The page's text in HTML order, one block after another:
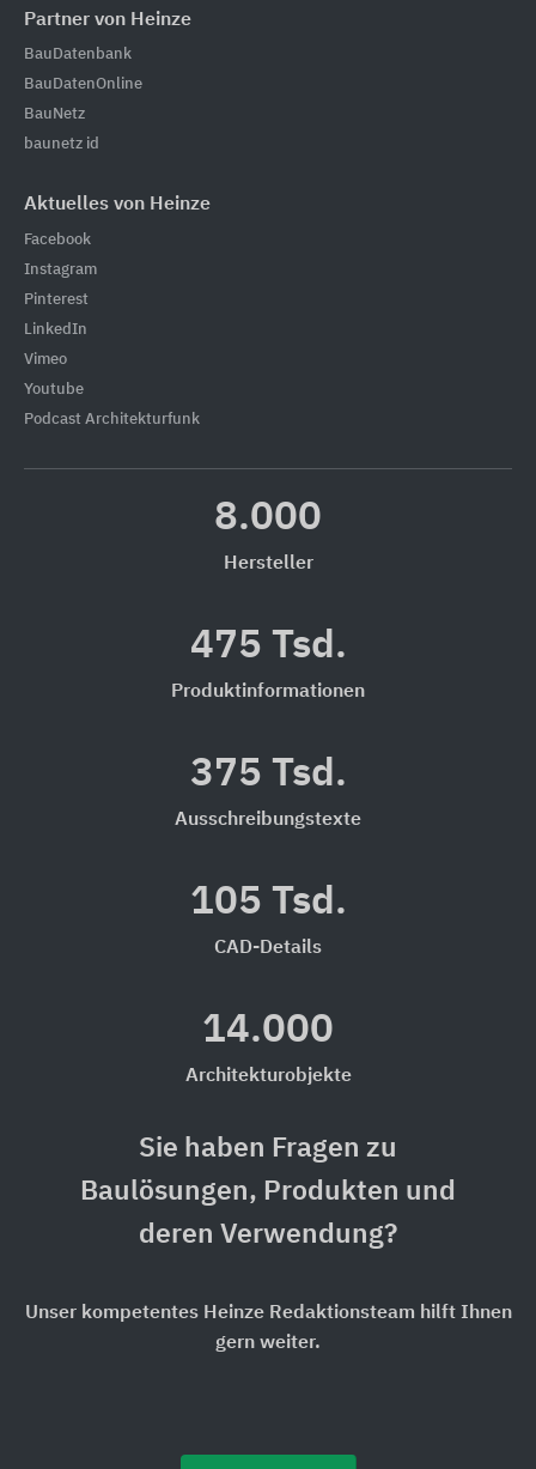
Partner von Heinze
BauDatenbank
BauDatenOnline
BauNetz
baunetz id
Aktuelles von Heinze
Facebook
Instagram
Pinterest
LinkedIn
Vimeo
Youtube
Podcast Architekturfunk
8.000
Hersteller
475 Tsd.
Produktinformationen
375 Tsd.
Ausschreibungstexte
105 Tsd.
CAD-Details
14.000
Architekturobjekte
Sie haben Fragen zu
Baulösungen, Produkten und
deren Verwendung?
Unser kompetentes Heinze Redaktionsteam hilft Ihnen
gern weiter.